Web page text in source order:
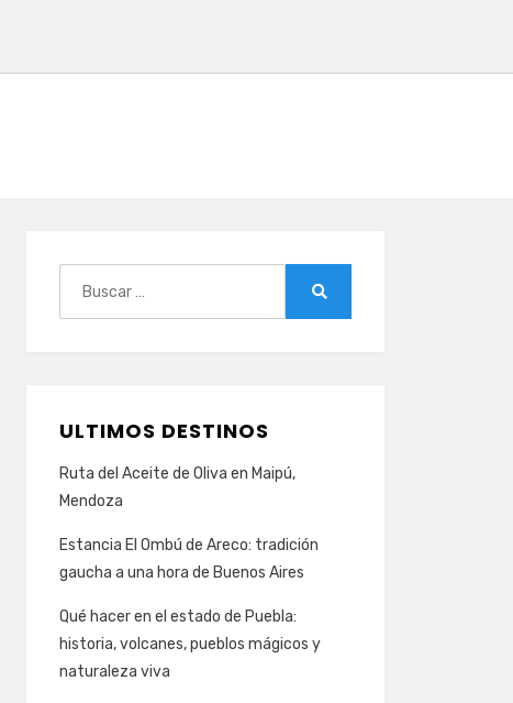
ULTIMOS DESTINOS
Ruta del Aceite de Oliva en Maipú,
Mendoza
Estancia El Ombú de Areco: tradición
gaucha a una hora de Buenos Aires
Qué hacer en el estado de Puebla:
historia, volcanes, pueblos mágicos y
naturaleza viva